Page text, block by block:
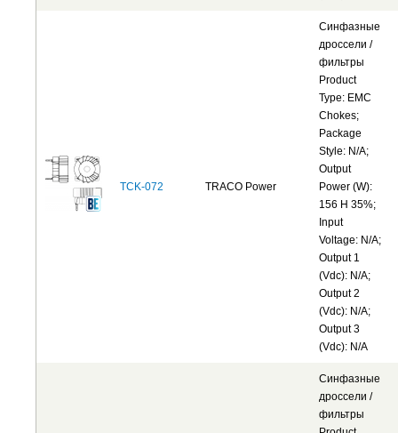
TCK-072 TRACO Power
Синфазные
дроссели /
фильтры
Product
Type: EMC
Chokes;
Package
Style: N/A;
Output
Power (W):
156 H 35%;
Input
Voltage: N/A;
Output 1
(Vdc): N/A;
Output 2
(Vdc): N/A;
Output 3
(Vdc): N/A
Синфазные
дроссели /
фильтры